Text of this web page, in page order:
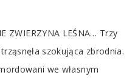
ZWIERZYNA LEŚNA… Trzy
szokująca zbrodnia.
we własnym